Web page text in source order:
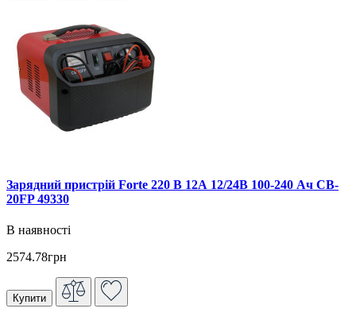
Зарядний пристрій Forte 220 В 12А 12/24В 100-240 Ач CB-
20FP 49330
В наявності
2574.78грн
Купити